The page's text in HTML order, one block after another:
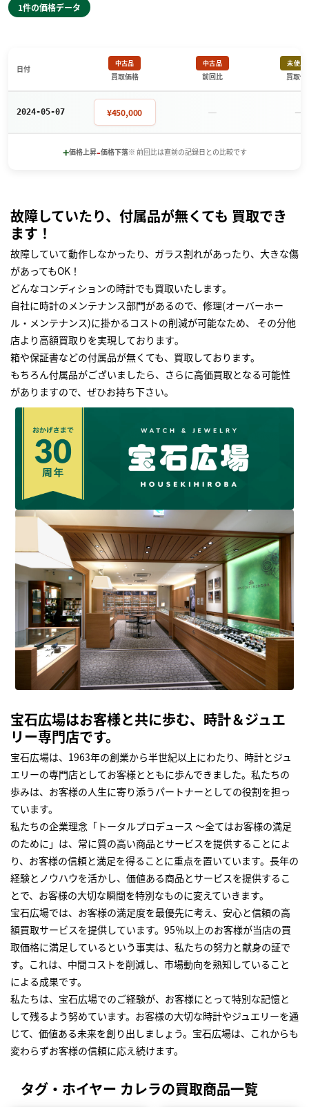
1件の価格データ
日付
中古品
買取価格
中古品
前回比
未使用
買取価
2024-05-07 ¥450,000 － －
+価格上昇-価格下落※ 前回比は直前の記録日との比較です
故障していたり、付属品が無くても 買取でき
ます！
故障していて動作しなかったり、ガラス割れがあったり、大きな傷
があってもOK！
どんなコンディションの時計でも買取いたします｡
自社に時計のメンテナンス部門があるので、修理(オーバーホー
ル・メンテナンス)に掛かるコストの削減が可能なため、 その分他
店より高額買取りを実現しております｡
箱や保証書などの付属品が無くても、買取しております。
もちろん付属品がございましたら、さらに高価買取となる可能性
がありますので、ぜひお持ち下さい｡
宝石広場はお客様と共に歩む、時計＆ジュエ
リー専門店です。
宝石広場は、1963年の創業から半世紀以上にわたり、時計とジュ
エリーの専門店としてお客様とともに歩んできました。私たちの
歩みは、お客様の人生に寄り添うパートナーとしての役割を担っ
ています。
私たちの企業理念「トータルプロデュース ～全てはお客様の満足
のために」は、常に質の高い商品とサービスを提供することによ
り、お客様の信頼と満足を得ることに重点を置いています。長年の
経験とノウハウを活かし、価値ある商品とサービスを提供するこ
とで、お客様の大切な瞬間を特別なものに変えていきます。
宝石広場では、お客様の満足度を最優先に考え、安心と信頼の高
額買取サービスを提供しています。95％以上のお客様が当店の買
取価格に満足しているという事実は、私たちの努力と献身の証で
す。これは、中間コストを削減し、市場動向を熟知していること
による成果です。
私たちは、宝石広場でのご経験が、お客様にとって特別な記憶と
して残るよう努めています。お客様の大切な時計やジュエリーを通
じて、価値ある未来を創り出しましょう。宝石広場は、これからも
変わらずお客様の信頼に応え続けます。
タグ・ホイヤー カレラの買取商品一覧